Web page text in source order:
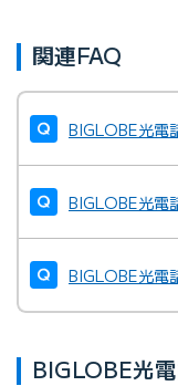
関連FAQ
BIGLOBE光電
BIGLOBE光電
BIGLOBE光電
BIGLOBE光